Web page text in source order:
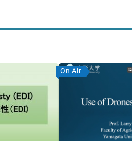
On Air